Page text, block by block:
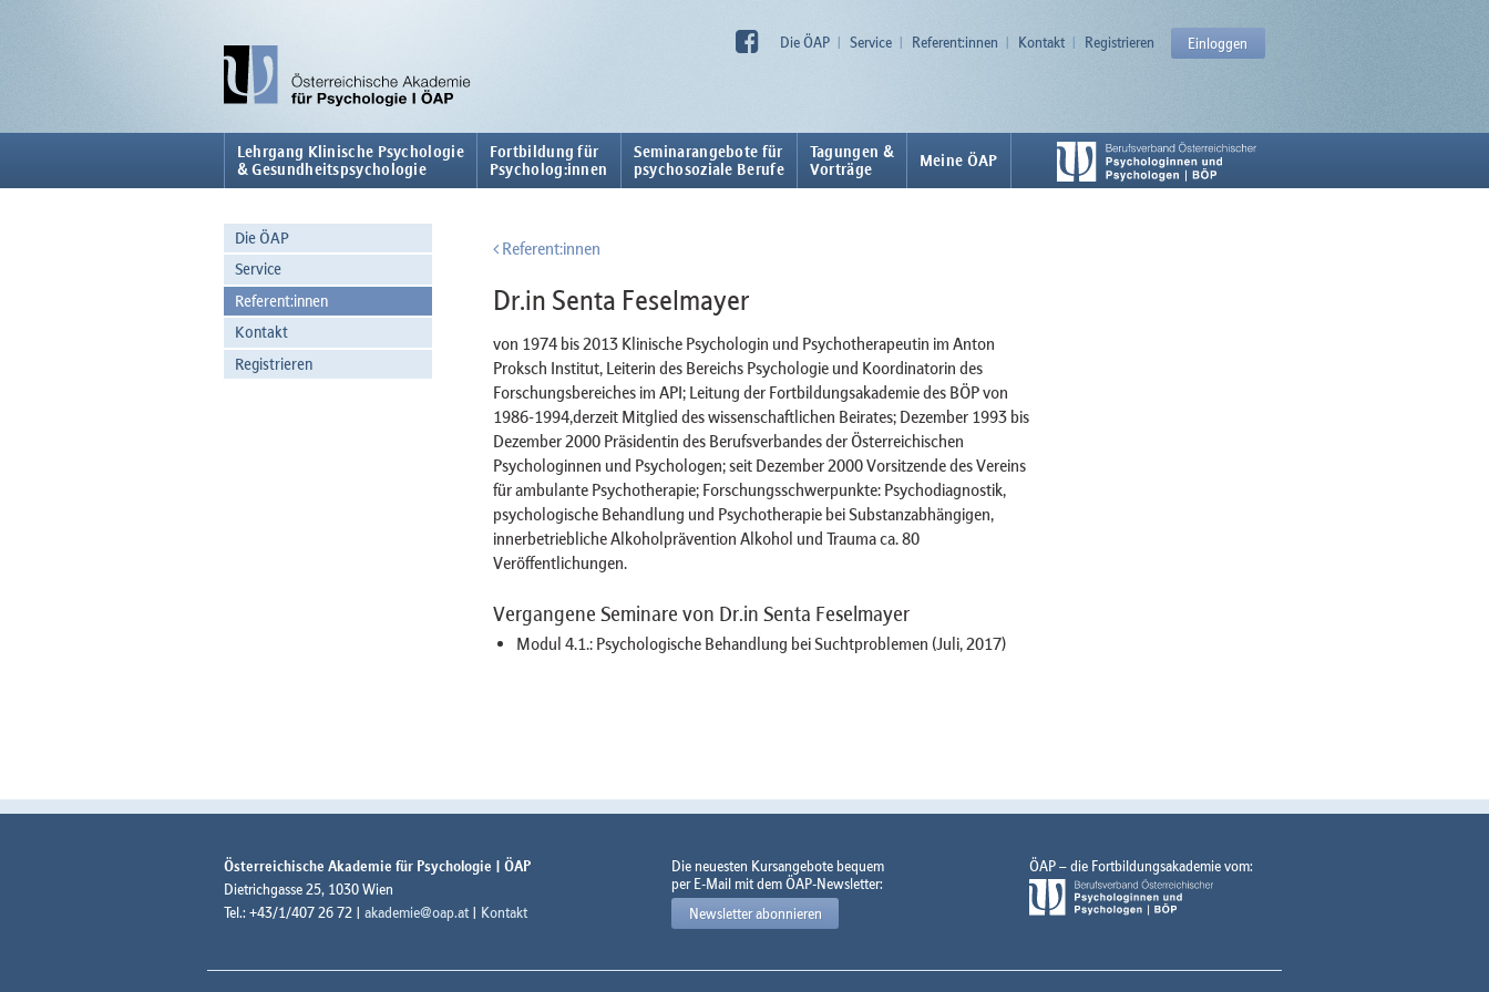
Die ÖAP Service Referent:innen Kontakt Registrieren Einloggen
Lehrgang Klinische Psychologie
& Gesundheitspsychologie
Fortbildung für
Psycholog:innen
Seminarangebote für
psychosoziale Berufe
Tagungen &
Vorträge
Meine ÖAP
Die ÖAP
Service
Referent:innen
Kontakt
Registrieren
Referent:innen
Dr.in Senta Feselmayer
von 1974 bis 2013 Klinische Psychologin und Psychotherapeutin im Anton
Proksch Institut, Leiterin des Bereichs Psychologie und Koordinatorin des
Forschungsbereiches im API; Leitung der Fortbildungsakademie des BÖP von
1986-1994,derzeit Mitglied des wissenschaftlichen Beirates; Dezember 1993 bis
Dezember 2000 Präsidentin des Berufsverbandes der Österreichischen
Psychologinnen und Psychologen; seit Dezember 2000 Vorsitzende des Vereins
für ambulante Psychotherapie; Forschungsschwerpunkte: Psychodiagnostik,
psychologische Behandlung und Psychotherapie bei Substanzabhängigen,
innerbetriebliche Alkoholprävention Alkohol und Trauma ca. 80
Veröffentlichungen.
Vergangene Seminare von Dr.in Senta Feselmayer
Modul 4.1.: Psychologische Behandlung bei Suchtproblemen (Juli, 2017)
Österreichische Akademie für Psychologie | ÖAP
Dietrichgasse 25, 1030 Wien
Tel.: +43/1/407 26 72 | akademie@oap.at | Kontakt
Die neuesten Kursangebote bequem
per E-Mail mit dem ÖAP-Newsletter:
Newsletter abonnieren
ÖAP – die Fortbildungsakademie vom: